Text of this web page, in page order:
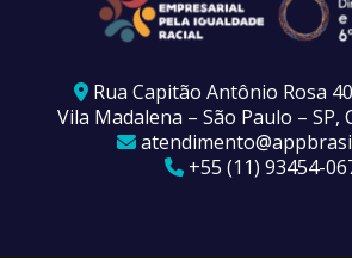
Rua Capitão Antônio Rosa
Vila Madalena – São Paulo – SP,
+55 (11) 93454-